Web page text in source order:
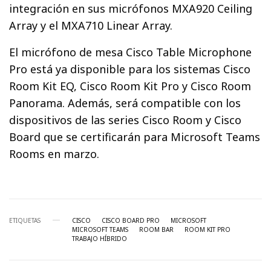
integración en sus micrófonos MXA920 Ceiling
Array y el MXA710 Linear Array.
El micrófono de mesa Cisco Table Microphone
Pro está ya disponible para los sistemas Cisco
Room Kit EQ, Cisco Room Kit Pro y Cisco Room
Panorama. Además, será compatible con los
dispositivos de las series Cisco Room y Cisco
Board que se certificarán para Microsoft Teams
Rooms en marzo.
ETIQUETAS CISCO CISCO BOARD PRO
MICROSOFT
MICROSOFT TEAMS
ROOM BAR
ROOM KIT PRO
TRABAJO HÍBRIDO